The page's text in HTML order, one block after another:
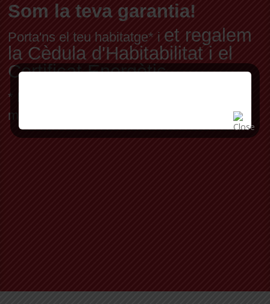
Som la teva garantia!
Porta'ns el teu habitatge* i et regalem
la Cèdula d'Habitabilitat i el
Certificat Energètic
* Per habitatge en exclusiva, a preu de
mercat fixat pels nostres professionals